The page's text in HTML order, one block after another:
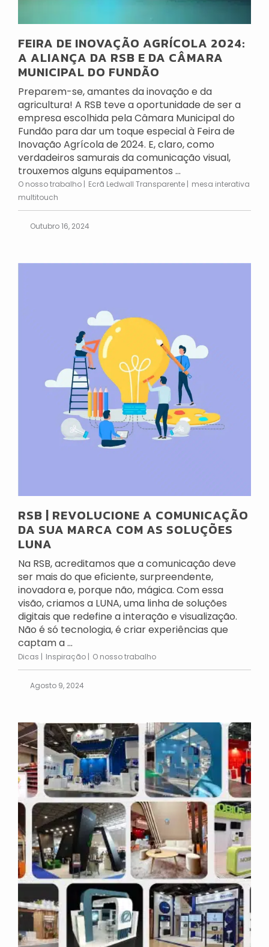
FEIRA DE INOVAÇÃO AGRÍCOLA 2024:
A ALIANÇA DA RSB E DA CÂMARA
MUNICIPAL DO FUNDÃO
Preparem-se, amantes da inovação e da
agricultura! A RSB teve a oportunidade de ser a
empresa escolhida pela Câmara Municipal do
Fundão para dar um toque especial à Feira de
Inovação Agrícola de 2024. E, claro, como
verdadeiros samurais da comunicação visual,
trouxemos alguns equipamentos ...
O nosso trabalho Ecrã Ledwall Transparente
mesa interativa
multitouch
Outubro 16, 2024
RSB | REVOLUCIONE A COMUNICAÇÃO
DA SUA MARCA COM AS SOLUÇÕES
LUNA
Na RSB, acreditamos que a comunicação deve
ser mais do que eficiente, surpreendente,
inovadora e, porque não, mágica. Com essa
visão, criamos a LUNA, uma linha de soluções
digitais que redefine a interação e visualização.
Não é só tecnologia, é criar experiências que
captam a ...
Dicas Inspiração O nosso trabalho
Agosto 9, 2024